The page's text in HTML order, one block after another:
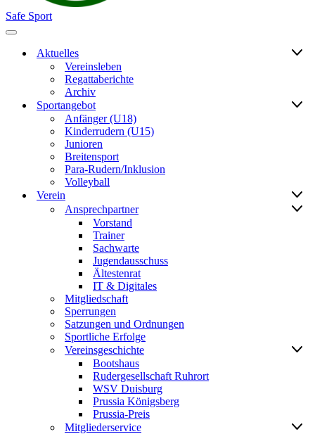
Safe Sport
Navigationsmenü
Aktuelles
Vereinsleben
Regattaberichte
Archiv
Sportangebot
Anfänger (U18)
Kinderrudern (U15)
Junioren
Breitensport
Para-Rudern/Inklusion
Volleyball
Verein
Ansprechpartner
Vorstand
Trainer
Sachwarte
Jugendausschuss
Ältestenrat
IT & Digitales
Mitgliedschaft
Sperrungen
Satzungen und Ordnungen
Sportliche Erfolge
Vereinsgeschichte
Bootshaus
Rudergesellschaft Ruhrort
WSV Duisburg
Prussia Königsberg
Prussia-Preis
Mitgliederservice